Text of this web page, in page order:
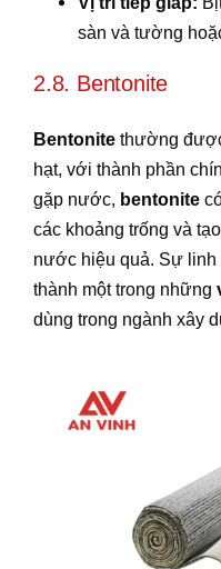
sàn và tường
2.8. Bentonite
Bentonite thường
hạt, với thành phần
gặp nước, bentonite
các khoảng trống và
nước hiệu quả. Sự linh
thành một trong những
dùng trong ngành xây